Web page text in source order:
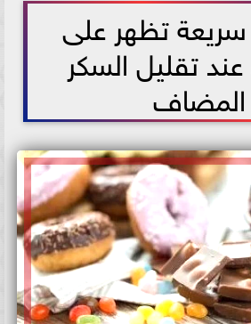
سريعة تظهر على
تقليل السكر
المضاف